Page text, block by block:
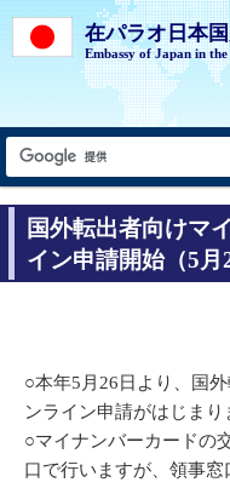
在パラオ日本
Embassy of Japan in
国外転出者向けマ
イン申請開始（5月
○本年5月26日より、国
ンライン申請がはじまり
○マイナンバーカードの
口で行いますが、領事